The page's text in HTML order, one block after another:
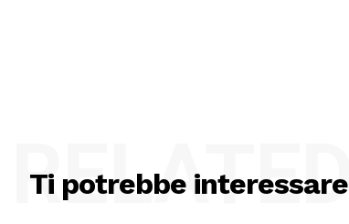
Ti potrebbe interessare
RELATED